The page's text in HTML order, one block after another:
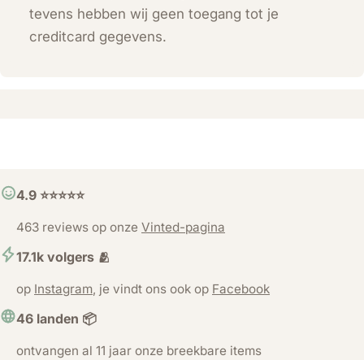
tevens hebben wij geen toegang tot je
creditcard gegevens.
4.9 ⭐️⭐️⭐️⭐️⭐️
463 reviews op onze Vinted-pagina
17.1k volgers 🫂
op Instagram, je vindt ons ook op Facebook
46 landen 📦
ontvangen al 11 jaar onze breekbare items